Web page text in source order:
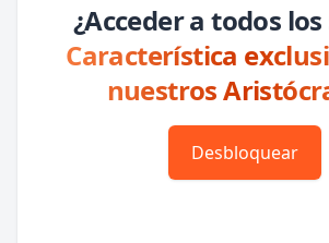
¿Acceder a todos los
Característica
nuestros
Desbloquear